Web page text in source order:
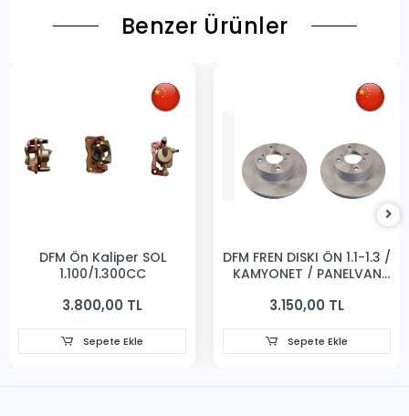
Benzer Ürünler
DFM Ön Kaliper SOL
1,100/1,300CC
3.800,00 TL
Sepete Ekle
DFM FREN DISKI ÖN 1.1-1.3 /
KAMYONET / PANELVAN
3.150,00 TL
Sepete Ekle